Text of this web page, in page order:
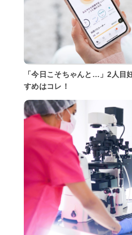
「今日こそちゃんと…」2人目
すめはコレ！